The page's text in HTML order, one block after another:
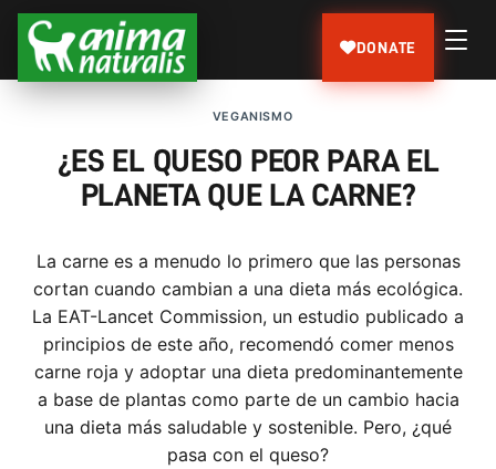
DONATE
VEGANISMO
¿ES EL QUESO PEOR PARA EL
PLANETA QUE LA CARNE?
La carne es a menudo lo primero que las personas
cortan cuando cambian a una dieta más ecológica.
La EAT-Lancet Commission, un estudio publicado a
principios de este año, recomendó comer menos
carne roja y adoptar una dieta predominantemente
a base de plantas como parte de un cambio hacia
una dieta más saludable y sostenible. Pero, ¿qué
pasa con el queso?